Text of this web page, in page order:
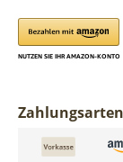
Zahlungsarten